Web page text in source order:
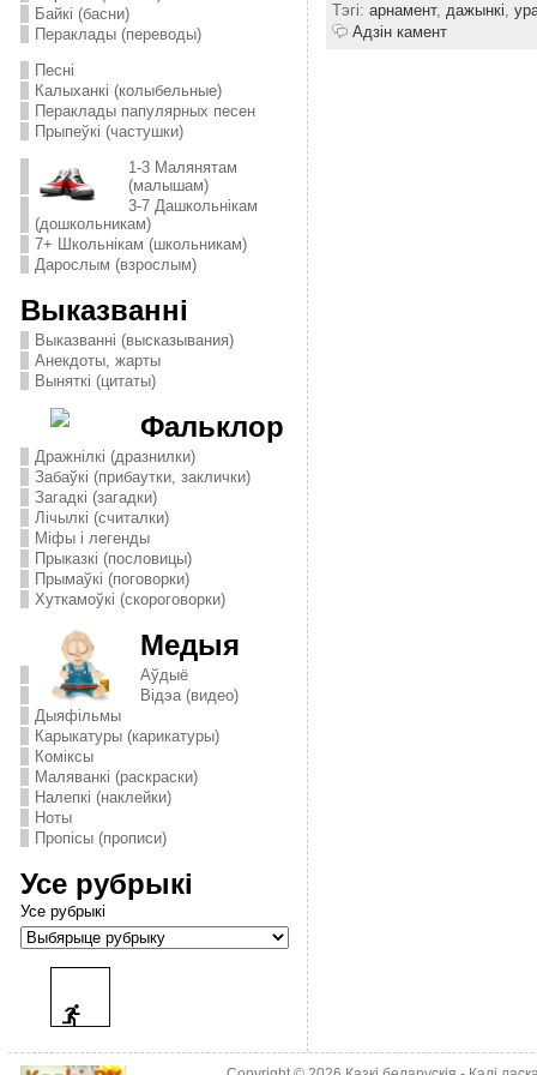
Байкі (басни)
Пераклады (переводы)
Песні
Калыханкі (колыбельные)
Пераклады папулярных песен
Прыпеўкі (частушки)
1-3 Малянятам
(малышам)
3-7 Дашкольнікам
(дошкольникам)
7+ Школьнікам (школьникам)
Дарослым (взрослым)
Выказванні
Выказванні (высказывания)
Анекдоты, жарты
Выняткі (цитаты)
Фальклор
Дражнілкі (дразнилки)
Забаўкі (прибаутки, заклички)
Загадкі (загадки)
Лічылкі (считалки)
Міфы і легенды
Прыказкі (пословицы)
Прымаўкі (поговорки)
Хуткамоўкі (скороговорки)
Медыя
Аўдыё
Відэа (видео)
Дыяфільмы
Карыкатуры (карикатуры)
Комiксы
Маляванкі (раскраски)
Налепкі (наклейки)
Ноты
Пропісы (прописи)
Усе рубрыкі
Усе рубрыкі
Тэгі: арнамент, дажынкі,
Адзін камент